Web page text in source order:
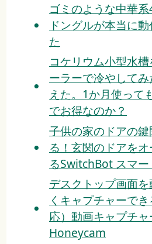
ゴミのような中華
ドングルが本当に
た
コケリウム小型水
ーラーで冷やして
えた。1か月使って
でお得なのか？
子供の家のドアの
る！玄関のドアを
るSwitchBot スマ
デスクトップ画面
くキャプチャーで
応）動画キャプチ
Honeycam